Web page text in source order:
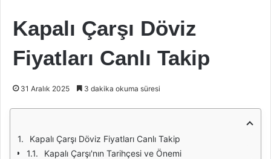
Kapalı Çarşı Döviz
Fiyatları Canlı Takip
31 Aralık 2025 3 dakika okuma süresi
Kapalı Çarşı Döviz Fiyatları Canlı Takip
Kapalı Çarşı'nın Tarihçesi ve Önemi